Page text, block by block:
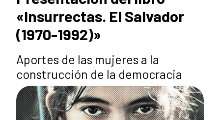
«Insurrectas. El Salvador
(1970-1992)»
Aportes de las mujeres a la
construcción de la democracia